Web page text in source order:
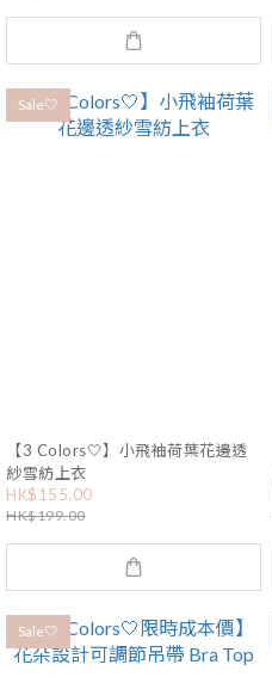
Sale🤍
【3 Colors🤍】小飛袖荷葉花邊透
紗雪紡上衣
HK$155.00
HK$199.00
Sale🤍